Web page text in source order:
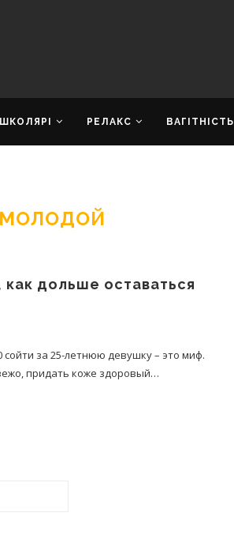
ШКОЛЯРІ РЕЛАКС ВАГІТНІСТЬ
как дольше оставаться
сойти за 25-летнюю девушку – это миф.
придать коже здоровый…